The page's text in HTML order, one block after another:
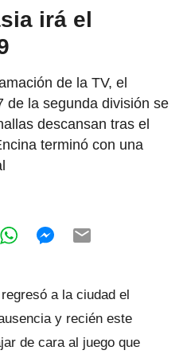
irá el
de la TV, el
de la segunda división se
descansan tras el
terminó con una
a la ciudad el
y recién este
de cara al juego que